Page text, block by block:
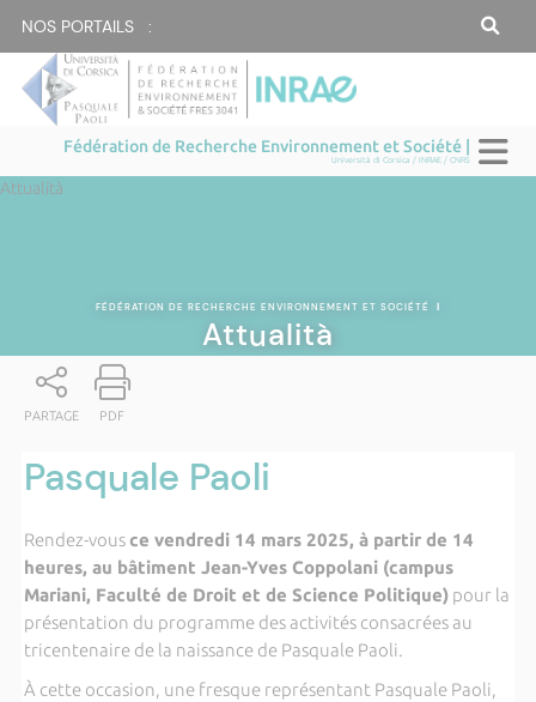
NOS PORTAILS :
Fédération de Recherche Environnement et Société |
Università di Corsica / INRAE / CNRS
Attualità
FÉDÉRATION DE RECHERCHE ENVIRONNEMENT ET SOCIÉTÉ |
Attualità
PARTAGE PDF
Pasquale Paoli
Rendez-vousce vendredi 14 mars 2025, à partir de 14
heures, au bâtiment Jean-Yves Coppolani (campus
Mariani, Faculté de Droit et de Science Politique)pour la
présentation du programme des activités consacrées au
tricentenaire de la naissance de Pasquale Paoli.
À cette occasion, une fresque représentant Pasquale Paoli,